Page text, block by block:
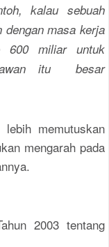
kalau sebuah
dengan masa kerja
600 miliar untuk
itu besar
memutuskan
mengarah pada
2003 tentang